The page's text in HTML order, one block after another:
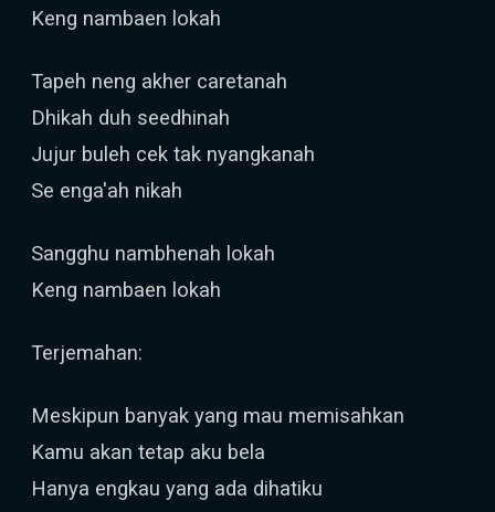
Keng nambaen lokah
Tapeh neng akher caretanah
Dhikah duh seedhinah
Jujur buleh cek tak nyangkanah
Se enga'ah nikah
Sangghu nambhenah lokah
Keng nambaen lokah
Terjemahan:
Meskipun banyak yang mau memisahkan
Kamu akan tetap aku bela
Hanya engkau yang ada dihatiku